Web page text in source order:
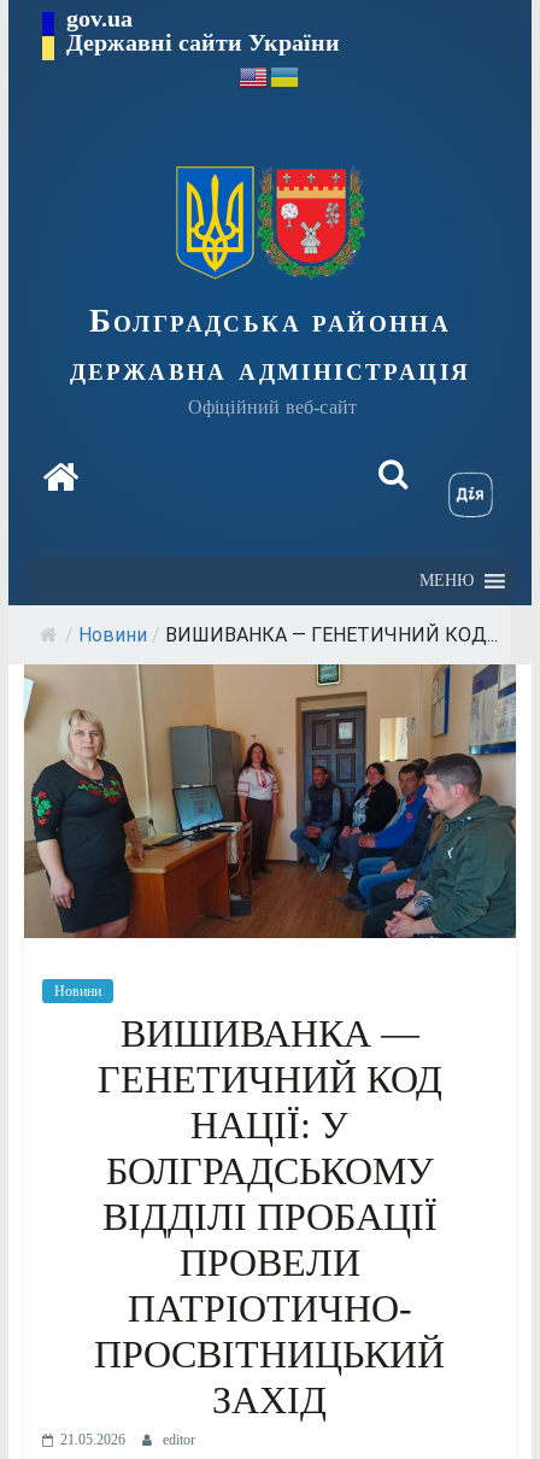
Перейтиgov.ua
Державні сайти України
Болградська районна
державна адміністрація
Офіційний веб-сайт
МЕНЮ
/ Новини / ВИШИВАНКА — ГЕНЕТИЧНИЙ КОД...
Новини
ВИШИВАНКА —
ГЕНЕТИЧНИЙ КОД
НАЦІЇ: У
БОЛГРАДСЬКОМУ
ВІДДІЛІ ПРОБАЦІЇ
ПРОВЕЛИ
ПАТРІОТИЧНО-
ПРОСВІТНИЦЬКИЙ
ЗАХІД
21.05.2026 editor